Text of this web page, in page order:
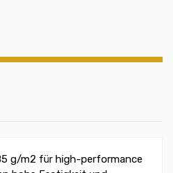
g/m2 für high-performance